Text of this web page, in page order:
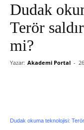
Dudak
Terör
mi?
Yazar: Akademi Portal -
Dudak okuma teknolojisi: Terör